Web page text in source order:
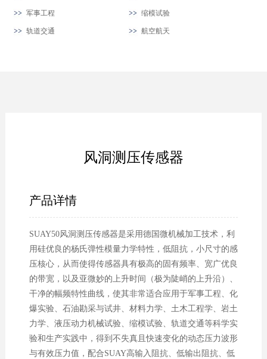
军事工程 缩模试验
轨道交通 航空航天
风洞测压传感器
产品详情
SUAY50风洞测压传感器是采用德国微机械加工技术，利
用硅优良的杨氏弹性模量力学特性，低阻抗，小尺寸的感
压核心，从而使得传感器具有极高的固有频率、宽广优良
的带宽，以及亚微妙的上升时间（极为陡峭的上升沿）、
干净的幅频特性曲线，使其非常适合应用于军事工程、化
爆实验、石油勘采与试井、材料力学、土木工程学、岩土
力学、液压动力机械试验、缩模试验、轨道交通等科学实
验和生产实践中，得到不失真且快速变化的动态压力波形
与有效压力值，配合SUAY高输入阻抗、低输出阻抗、低